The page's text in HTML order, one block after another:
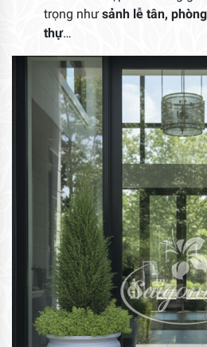
trọng như sảnh lễ tân,
thự…